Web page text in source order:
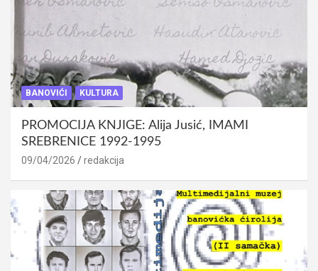
BANOVIĆI KULTURA
PROMOCIJA KNJIGE: Alija Jusić, IMAMI
SREBRENICE 1992-1995
09/04/2026 redakcija